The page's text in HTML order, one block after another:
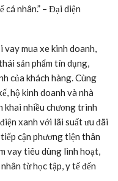
nhân.” – Đại diện
vay mua xe kinh doanh,
sản phẩm tín dụng,
của khách hàng. Cùng
hộ kinh doanh và nhà
khai nhiều chương trình
xanh với lãi suất ưu đãi
cận phương tiện thân
vay tiêu dùng linh hoạt,
từ học tập, y tế đến